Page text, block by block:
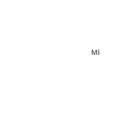
Mi